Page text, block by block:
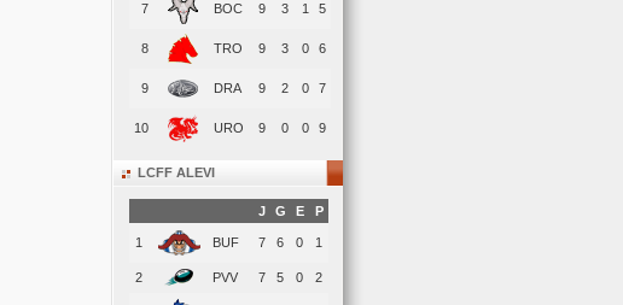
7 BOC 9 3 1 5
8 TRO 9 3 0 6
9 DRA 9 2 0 7
10 URO 9 0 0 9
LCFF ALEVI
J G E P
1 BUF 7 6 0 1
2 PVV 7 5 0 2